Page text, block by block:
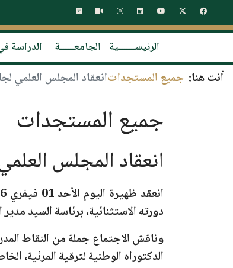
الرئيســـــــية الجامعــــــة الدراسة
أنت هنا: جميع المستجداتانعقاد المجلس العلمي لجامعة
جميع المستجدات
انعقاد المجلس العلمي
انعقد ظهيرة اليوم الأحد 01 فيفري 2026
دورته الاستثنائية، برئاسة السيد مدير
وناقش الاجتماع جملة من النقاط
الدكتوراه الوطنية لترقية المرئية،